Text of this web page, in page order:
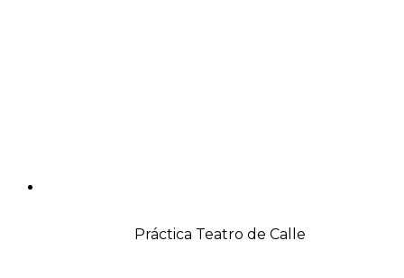
Práctica Teatro de Calle